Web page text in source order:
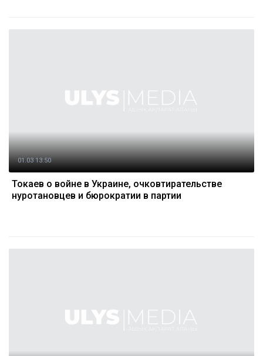
01.03 13:50
Токаев о войне в Украине, очковтирательстве
нуротановцев и бюрократии в партии